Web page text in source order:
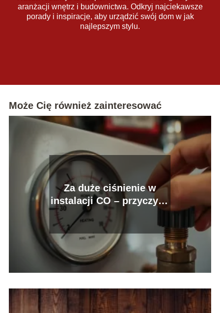
aranżacji wnętrz i budownictwa. Odkryj najciekawsze
porady i inspiracje, aby urządzić swój dom w jak
najlepszym stylu.
Może Cię również zainteresować
Za duże ciśnienie w
instalacji CO – przyczyny
i rozwiązania